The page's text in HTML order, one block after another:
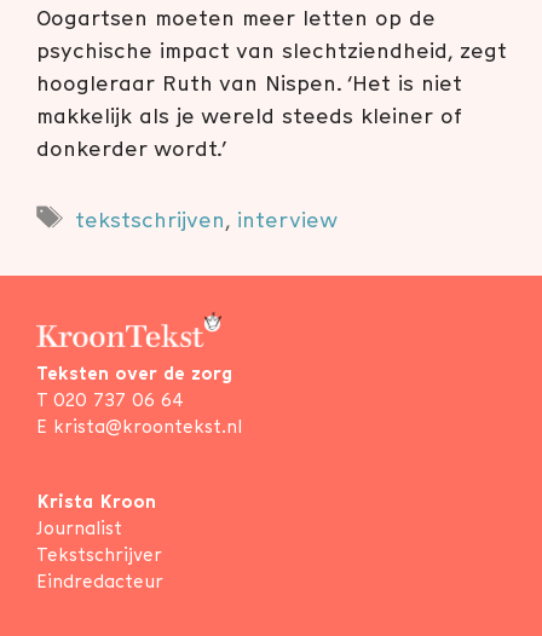
Oogartsen moeten meer letten op de
psychische impact van slechtziendheid, zegt
hoogleraar Ruth van Nispen. ‘Het is niet
makkelijk als je wereld steeds kleiner of
donkerder wordt.’
Tags
tekstschrijven, interview
Teksten over de zorg
T 020 737 06 64
E krista@kroontekst.nl
Krista Kroon
Journalist
Tekstschrijver
Eindredacteur